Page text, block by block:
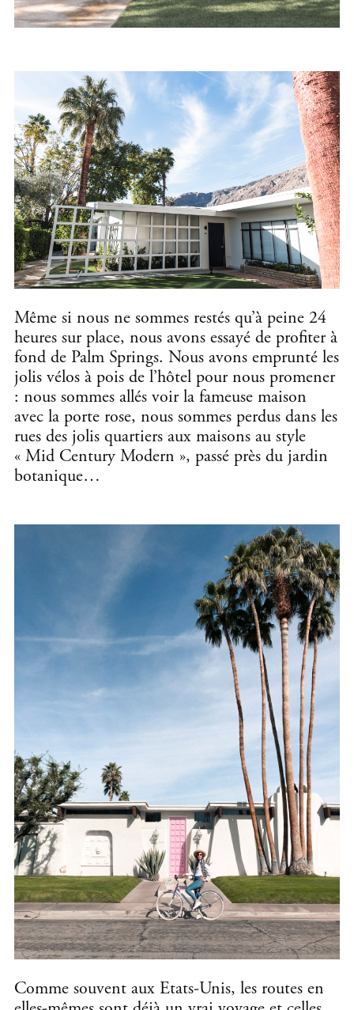
Même si nous ne sommes restés qu’à peine 24
heures sur place, nous avons essayé de profiter à
fond de Palm Springs. Nous avons emprunté les
jolis vélos à pois de l’hôtel pour nous promener
: nous sommes allés voir la fameuse maison
avec la porte rose, nous sommes perdus dans les
rues des jolis quartiers aux maisons au style
« Mid Century Modern », passé près du jardin
botanique…
Comme souvent aux Etats-Unis, les routes en